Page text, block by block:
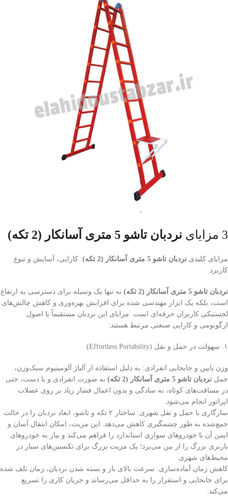
3 مزایای نردبان تاشو 5 متری آسانکار (2 تکه)
مزایای کلیدی نردبان تاشو 5 متری آسانکار (2 تکه)
: کارایی، آسایش و تنوع
کاربرد
نردبان تاشو 5 متری آسانکار (2 تکه)
نه تنها یک وسیله برای دسترسی به ارتفاع
است، بلکه یک ابزار مهندسی شده برای افزایش بهره‌وری و کاهش چالش‌های
لجستیکی کاربران حرفه‌ای است. مزایای این نردبان مستقیماً با اصول
ارگونومی و کارایی صنعتی مرتبط هستند:
۱. سهولت در حمل و نقل (Effortless Portability)
وزن پایین و جابجایی انفرادی: به دلیل استفاده از آلیاژ آلومینیوم سبک‌وزن،
حمل نردبان تاشو 5 متری آسانکار (2 تکه)
به صورت انفرادی و با دست، حتی
در مسافت‌های کوتاه، به سادگی و بدون اعمال فشار زیاد بر روی عضلات
اپراتور انجام می‌شود.
سازگاری با حمل و نقل شهری: ساختار ۲ تکه و تاشو، ابعاد نردبان را در حالت
جمع‌شده به طور چشمگیری کاهش می‌دهد. این مزیت، امکان انتقال آسان و
ایمن آن با خودروهای سواری استاندارد را فراهم می‌کند و نیاز به خودروهای
باربری بزرگ را از بین می‌برد؛ یک مزیت بزرگ برای تکنسین‌های سیار در
محیط‌های شهری.
کاهش زمان آماده‌سازی: سرعت بالای باز و بسته شدن نردبان، زمان تلف شده
برای جابجایی و استقرار را به حداقل می‌رساند و جریان کاری را تسریع
می‌کند.